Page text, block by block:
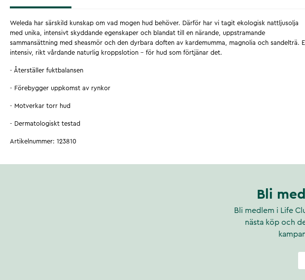
Weleda har särskild kunskap om vad mogen hud behöver. Därför har vi tagit ekologisk nattljusolja
med unika, intensivt skyddande egenskaper och blandat till en närande, uppstramande
sammansättning med sheasmör och den dyrbara doften av kardemumma, magnolia och sandelträ.
intensiv, rikt vårdande naturlig kroppslotion – för hud som förtjänar det.
- Återställer fuktbalansen
- Förebygger uppkomst av rynkor
- Motverkar torr hud
- Dermatologiskt testad
Artikelnummer: 123810
Bli
Bli medlem i Life
nästa köp och